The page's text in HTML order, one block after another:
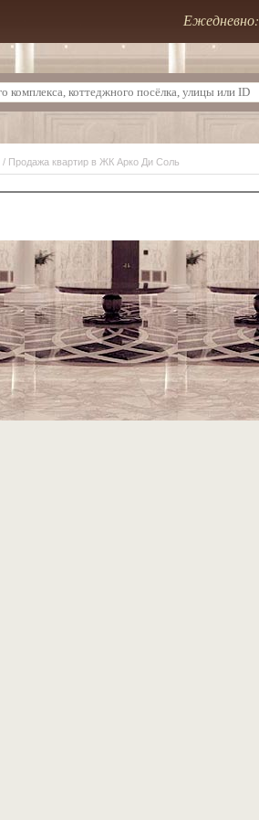
Ежедневно:
/ Продажа квартир в ЖК Арко Ди Соль